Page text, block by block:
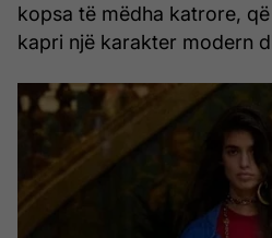
kopsa të mëdha katrore,
kapri një karakter modern